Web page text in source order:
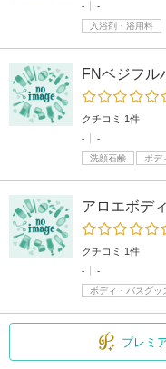
-
-
入浴剤・浴用料
FNベジフル
クチコミ 1件
-
-
洗顔石鹸
ボデ
アロエボデ
クチコミ 1件
-
-
ボディ・バスグッ
プレミ